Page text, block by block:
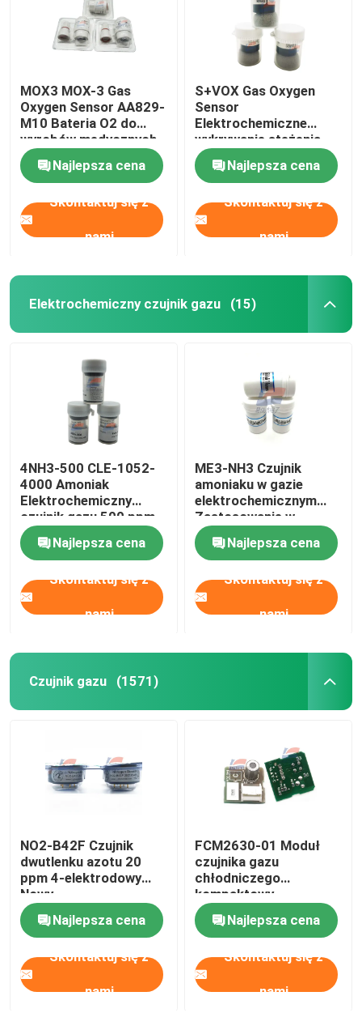
Moduł czujnika gazu
MOX3 MOX-3 Gas
Oxygen Sensor AA829-
M10 Bateria O2 do
wyrobów medycznych
Najlepsza cena
Skontaktuj się z
nami
S+VOX Gas Oxygen
Sensor
Elektrochemiczne
wykrywanie stężenia
Najlepsza cena
Skontaktuj się z
nami
Elektrochemiczny czujnik gazu (15)
4NH3-500 CLE-1052-
4000 Amoniak
Elektrochemiczny
czujnik gazu 500 ppm
Najlepsza cena
Skontaktuj się z
nami
ME3-NH3 Czujnik
amoniaku w gazie
elektrochemicznym
Zastosowanie w
dziedzinie ochrony
środowiska
Najlepsza cena
Skontaktuj się z
nami
Czujnik gazu (1571)
NO2-B42F Czujnik
dwutlenku azotu 20
ppm 4-elektrodowy
Nowy
Najlepsza cena
Skontaktuj się z
nami
FCM2630-01 Moduł
czujnika gazu
chłodniczego
kompaktowy
wbudowany
Najlepsza cena
Skontaktuj się z
nami